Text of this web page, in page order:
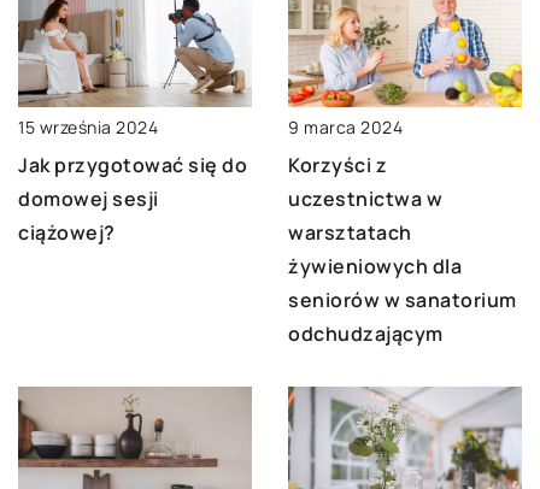
15 września 2024
Jak przygotować się do
domowej sesji
ciążowej?
9 marca 2024
Korzyści z
uczestnictwa w
warsztatach
żywieniowych dla
seniorów w sanatorium
odchudzającym